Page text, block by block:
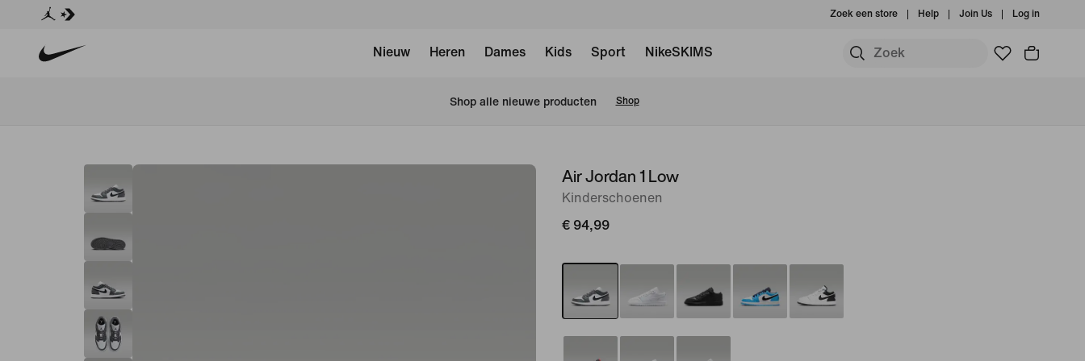
Zoek een store Help Join Us Log in
Nieuw Heren Dames Kids Sport NikeSKIMS
Shop alle nieuwe producten Shop
afbeelding
Air Jordan 1 Low
Kinderschoenen
€ 94,99